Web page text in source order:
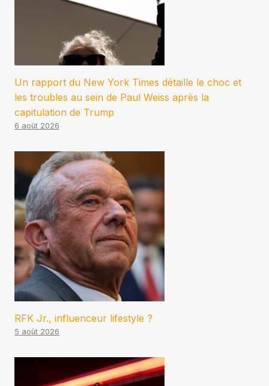
Un rapport du New York Times détaille le choc et
les troubles au sein de Paul Weiss après la
capitulation de Trump
6 août 2026
RFK Jr., influenceur lifestyle ?
5 août 2026